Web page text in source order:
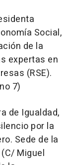
Social,
de la
expertas en
(RSE).
7)
de Igualdad,
por la
Sede de la
Miguel